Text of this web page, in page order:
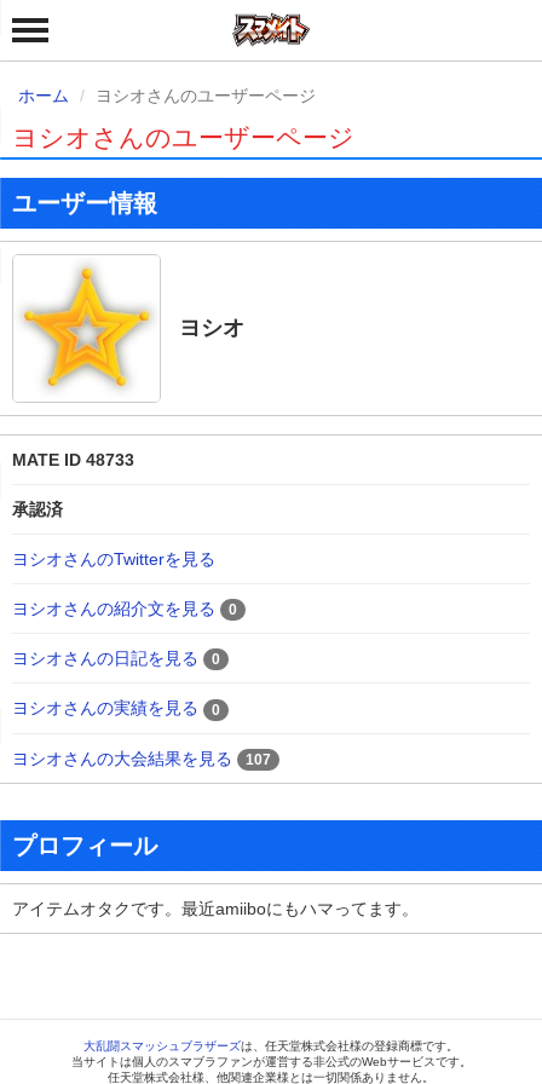
ホーム ヨシオさんのユーザーページ
ヨシオさんのユーザーページ
ユーザー情報
ヨシオ
MATE ID 48733
承認済
ヨシオさんのTwitterを見る
ヨシオさんの紹介文を見る 0
ヨシオさんの日記を見る 0
ヨシオさんの実績を見る 0
ヨシオさんの大会結果を見る 107
プロフィール
アイテムオタクです。最近amiiboにもハマってます。
大乱闘スマッシュブラザーズは、任天堂株式会社様の登録商標です。
当サイトは個人のスマブラファンが運営する非公式のWebサービスです。
任天堂株式会社様、他関連企業様とは一切関係ありません。